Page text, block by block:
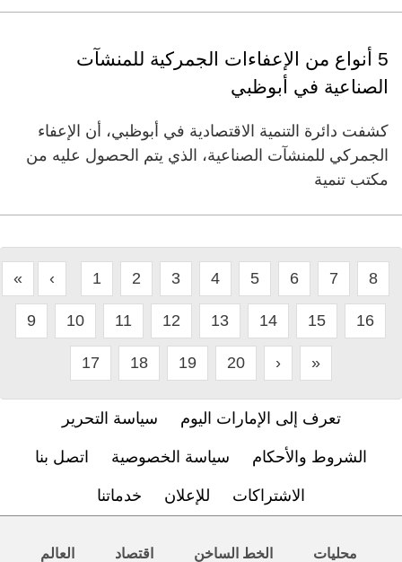
5 أنواع من الإعفاءات الجمركية للمنشآت
الصناعية في أبوظبي
كشفت دائرة التنمية الاقتصادية في أبوظبي، أن الإعفاء
الجمركي للمنشآت الصناعية، الذي يتم الحصول عليه من
مكتب تنمية
« ‹ 1 2 3 4 5 6 7 8
9 10 11 12 13 14 15 16
17 18 19 20 › »
تعرف إلى الإمارات اليوم سياسة التحرير
الشروط والأحكام سياسة الخصوصية اتصل بنا
الاشتراكات للإعلان خدماتنا
محليات الخط الساخن اقتصاد العالم